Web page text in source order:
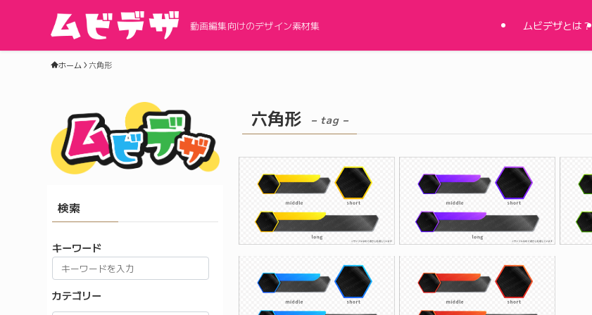
動画編集向けのデザイン素材集 ムビデザとは？
ホーム 六角形
六角形 – tag –
検索
キーワード
カテゴリー